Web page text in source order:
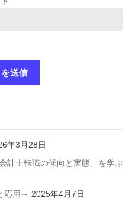
年3月28日
計士転職の傾向と実態」を学ぶ
応用～ 2025年4月7日